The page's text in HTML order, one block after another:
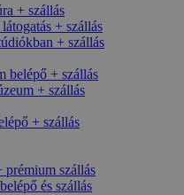
+ szállás
+ szállás
+ szállás
belépő + szállás
+ szállás
+ szállás
prémium szállás
és szállás